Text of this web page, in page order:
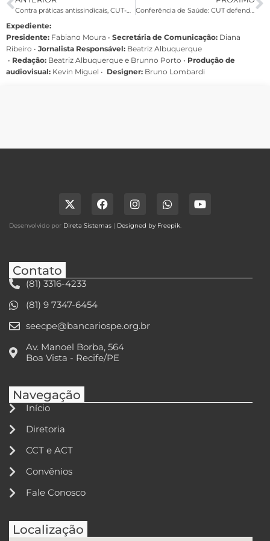
Conferência de Saúde: CUT defende imposto sobre grandes fortunas para alavancar
Expediente:
Presidente: Fabiano Moura • Secretária de Comunicação: Diana
Ribeiro • Jornalista Responsável: Beatriz Albuquerque
• Redação: Beatriz Albuquerque e Brunno Porto • Produção de
audiovisual: Kevin Miguel • Designer: Bruno Lombardi
Desenvolvido por Direta Sistemas | Designed by Freepik.
Contato
(81) 3316-4233
(81) 9 7347-6454
seecpe@bancariospe.org.br
Av. Manoel Borba, 564
Boa Vista - Recife/PE
Navegação
Início
Diretoria
CCT e ACT
Convênios
Fale Conosco
Localização